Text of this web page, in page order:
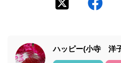
ハッピー(小寺 洋